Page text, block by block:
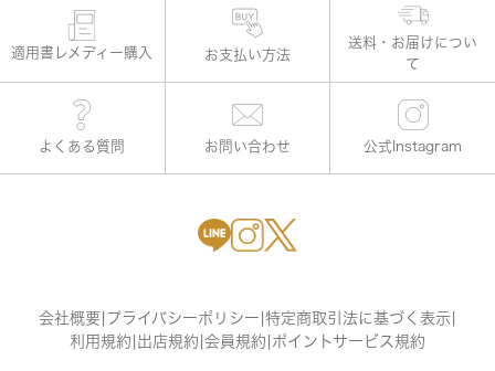
適用書レメディー購入 お支払い方法
よくある質問 お問い合わせ 公式Instagram
会社概要 プライバシーポリシー 特定商取引法に基づく表示
利用規約 出店規約 会員規約 ポイントサービス規約